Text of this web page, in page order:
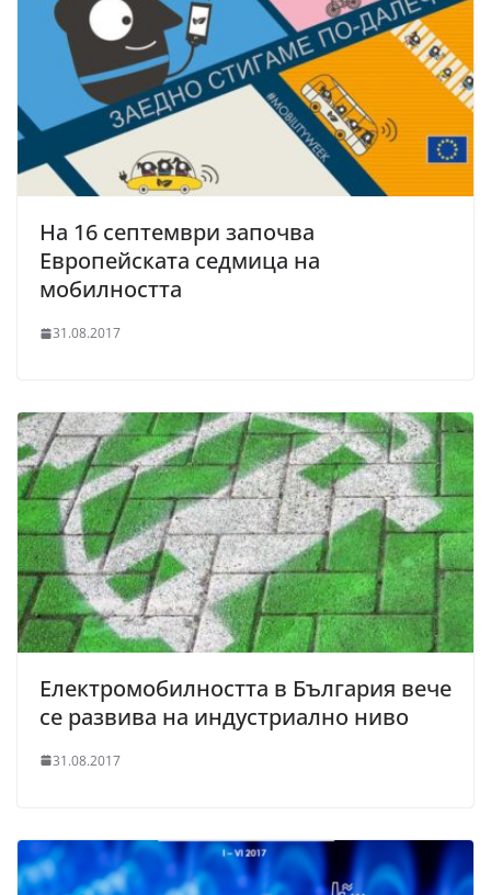
На 16 септември започва
Европейската седмица на
мобилността
31.08.2017
Електромобилността в България вече
се развива на индустриално ниво
31.08.2017